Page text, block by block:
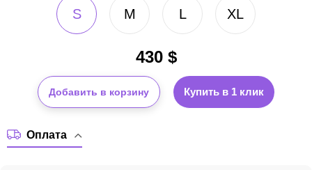
S M L XL
430$
Добавить в корзину Купить в 1 клик
Оплата